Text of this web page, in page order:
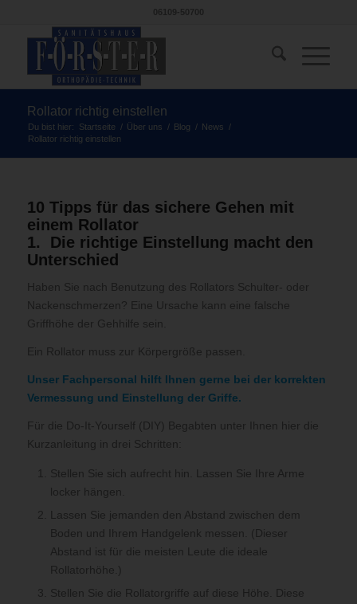
Rollator richtig einstellen
Du bist hier: Startseite / Über uns / Blog / News /
Rollator richtig einstellen
10 Tipps für das sichere Gehen mit
einem Rollator
1. Die richtige Einstellung macht den
Unterschied
Haben Sie nach Benutzung des Rollators Schulter- oder
Nackenschmerzen? Eine Ursache kann eine falsche
Griffhöhe der Gehhilfe sein.
Ein Rollator muss zur Körpergröße passen.
Unser Fachpersonal hilft Ihnen gerne bei der korrekten
Vermessung und Einstellung der Griffe.
Für die Do-It-Yourself (DIY) Begabten unter Ihnen hier die
Kurzanleitung in drei Schritten:
Stellen Sie sich aufrecht hin. Lassen Sie Ihre Arme
locker hängen.
Lassen Sie jemanden den Abstand zwischen dem
Boden und Ihrem Handgelenk messen. (Dieser
Abstand ist für die meisten Leute die ideale
Rollatorhöhe.)
Stellen Sie die Rollatorgriffe auf diese Höhe. Diese